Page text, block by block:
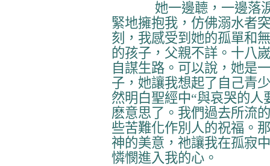
她一邊聼，一邊落
緊地擁抱我，仿佛溺水者
刻，我感受到她的孤單和
的孩子，父親不詳。十八
自謀生路。可以說，她是
子，她讓我想起了自己青
然明白聖經中“與哀哭的人
麽意思了。我們過去所流
些苦難化作別人的祝福。
神的美意，祂讓我在孤寂
憐憫進入我的心。